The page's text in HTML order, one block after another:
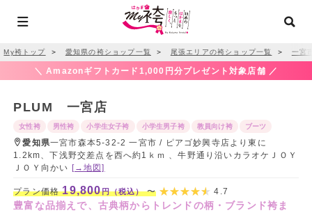
My袴トップ ＞ 愛知県の袴ショップ一覧 ＞ 尾張エリアの袴ショップ一覧 ＞ 一宮
＼ Amazonギフトカード1,000円分プレゼント対象店舗 ／
PLUM 一宮店
女性袴 男性袴 小学生女子袴 小学生男子袴 教員向け袴 ブーツ
愛知県一宮市森本5-32-2 一宮市 / ピアゴ妙興寺店より東に
1.2km、下浅野交差点を西へ約1ｋｍ 、牛野通り沿いカラオケＪＯＹ
ＪＯＹ向かい [→地図]
プラン価格19,800円（税込）〜 4.7
豊富な品揃えで、古典柄からトレンドの柄・ブランド袴ま